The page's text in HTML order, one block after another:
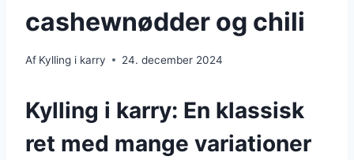
cashewnødder og chili
Af Kylling i karry 24. december 2024
Kylling i karry: En klassisk
ret med mange variationer